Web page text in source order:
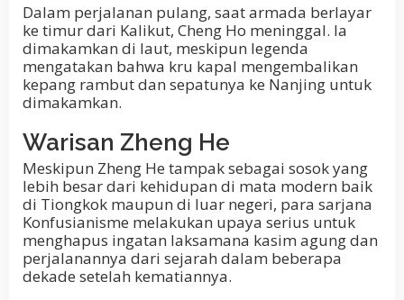
Dalam perjalanan pulang, saat armada berlayar
ke timur dari Kalikut, Cheng Ho meninggal. Ia
dimakamkan di laut, meskipun legenda
mengatakan bahwa kru kapal mengembalikan
kepang rambut dan sepatunya ke Nanjing untuk
dimakamkan.
Warisan Zheng He
Meskipun Zheng He tampak sebagai sosok yang
lebih besar dari kehidupan di mata modern baik
di Tiongkok maupun di luar negeri, para sarjana
Konfusianisme melakukan upaya serius untuk
menghapus ingatan laksamana kasim agung dan
perjalanannya dari sejarah dalam beberapa
dekade setelah kematiannya.